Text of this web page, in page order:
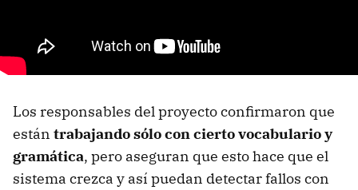
Los responsables del proyecto confirmaron que
están trabajando sólo con cierto vocabulario y
gramática, pero aseguran que esto hace que el
sistema crezca y así puedan detectar fallos con